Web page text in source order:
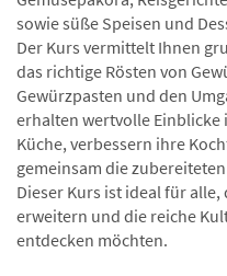
sowie süße Speisen und
Der Kurs vermittelt Ihnen
das richtige Rösten von
Gewürzpasten und den
erhalten wertvolle Einblicke
Küche, verbessern ihre
gemeinsam die
Dieser Kurs ist ideal für
erweitern und die reiche
entdecken möchten.